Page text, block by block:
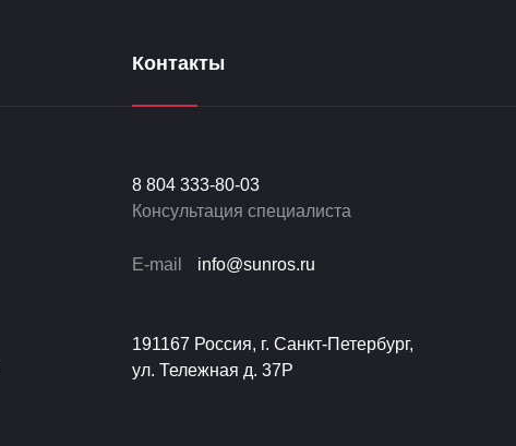
191167 Россия, г. Санкт-Петербург,
ул. Тележная д. 37Р
E-mail info@sunros.ru
8 804 333-80-03
Консультация специалиста
Контакты